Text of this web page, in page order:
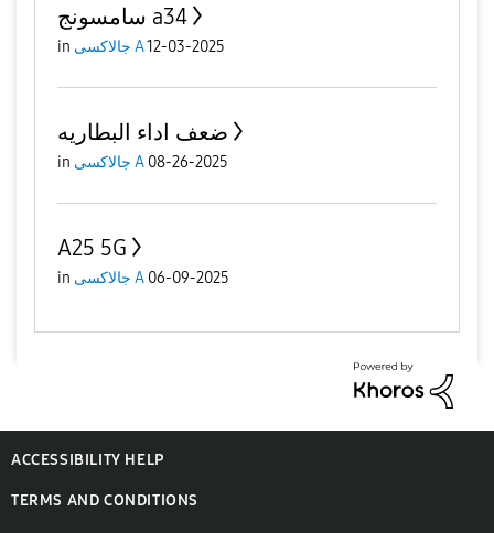
سامسونج a34
in جالاكسى A12-03-2025
ضعف اداء البطاريه
in جالاكسى A 08-26-2025
A25 5G
in جالاكسى A 06-09-2025
ACCESSIBILITY HELP
TERMS AND CONDITIONS